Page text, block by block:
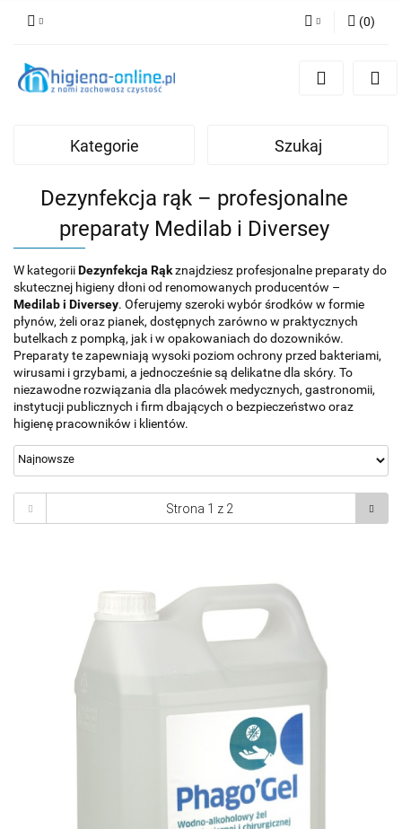
Zaloguj się
(0)
Kategorie Szukaj
Dezynfekcja rąk – profesjonalne
preparaty Medilab i Diversey
W kategoriiDezynfekcja Rąkznajdziesz profesjonalne preparaty do
skutecznej higieny dłoni od renomowanych producentów –
Medilab i Diversey. Oferujemy szeroki wybór środków w formie
płynów, żeli oraz pianek, dostępnych zarówno w praktycznych
butelkach z pompką, jak i w opakowaniach do dozowników.
Preparaty te zapewniają wysoki poziom ochrony przed bakteriami,
wirusami i grzybami, a jednocześnie są delikatne dla skóry. To
niezawodne rozwiązania dla placówek medycznych, gastronomii,
instytucji publicznych i firm dbających o bezpieczeństwo oraz
higienę pracowników i klientów.